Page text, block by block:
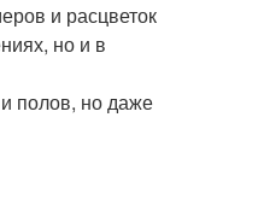
и расцветок
но и в
полов, но даже